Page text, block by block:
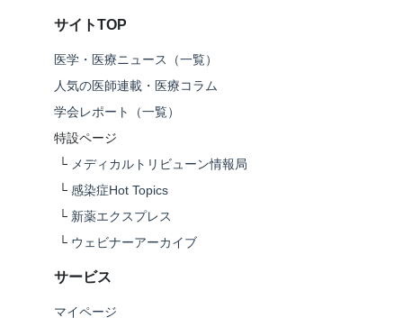
サイトTOP
医学・医療ニュース（一覧）
人気の医師連載・医療コラム
学会レポート（一覧）
特設ページ
└ メディカルトリビューン情報局
└ 感染症Hot Topics
└ 新薬エクスプレス
└ ウェビナーアーカイブ
サービス
マイページ